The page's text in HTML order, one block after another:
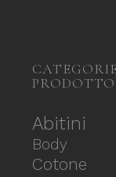
PRODOTTO
Abitini
Body
Cotone